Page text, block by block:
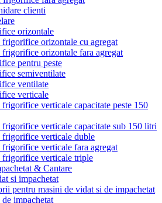
clienti
orizontale
orizontale cu agregat
orizontale fara agregat
pentru peste
semiventilate
ventilate
verticale
verticale capacitate peste 150
verticale capacitate sub 150 litri
verticale duble
verticale fara agregat
verticale triple
& Cantare
si impachetat
pentru masini de vidat si de impachetat
impachetat